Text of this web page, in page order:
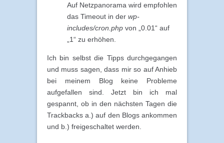
Auf Netzpanorama wird empfohlen
das Timeout in der wp-
includes/cron.php von „0.01“ auf
„1“ zu erhöhen.
Ich bin selbst die Tipps durchgegangen
und muss sagen, dass mir so auf Anhieb
bei meinem Blog keine Probleme
aufgefallen sind. Jetzt bin ich mal
gespannt, ob in den nächsten Tagen die
Trackbacks a.) auf den Blogs ankommen
und b.) freigeschaltet werden.